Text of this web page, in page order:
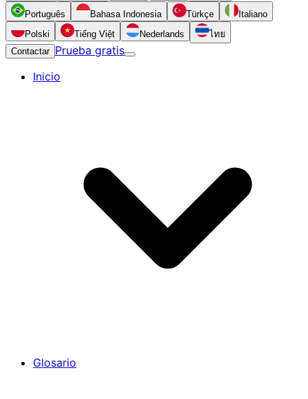
Português Bahasa Indonesia Türkçe
Italiano
Polski
Tiếng Việt Nederlands
ไทย
Contactar Prueba gratis
Inicio
Glosario